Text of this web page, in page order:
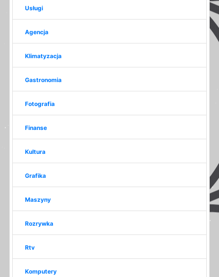
Usługi
Agencja
Klimatyzacja
Gastronomia
Fotografia
Finanse
Kultura
Grafika
Maszyny
Rozrywka
Rtv
Komputery